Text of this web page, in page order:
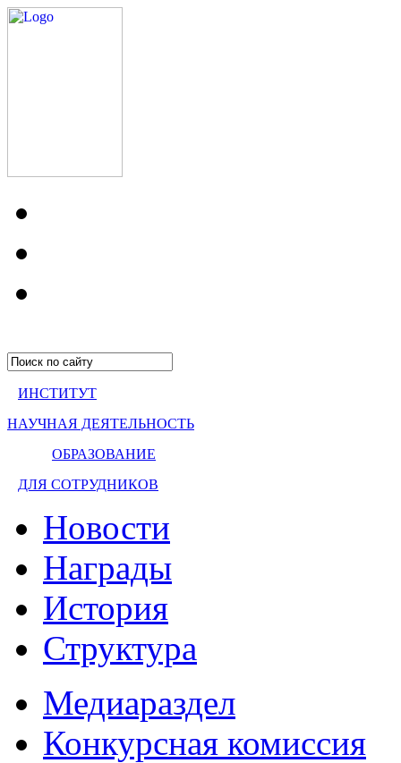
ИНСТИТУТ
НАУЧНАЯ ДЕЯТЕЛЬНОСТЬ
ОБРАЗОВАНИЕ
ДЛЯ СОТРУДНИКОВ
Новости
Награды
История
Структура
Медиараздел
Конкурсная комиссия